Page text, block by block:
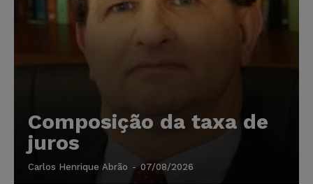
Composição da taxa de
juros
Carlos Henrique Abrão - 07/08/2026